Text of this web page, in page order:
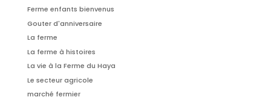
Ferme enfants bienvenus
Gouter d'anniversaire
La ferme
La ferme à histoires
La vie à la Ferme du Haya
Le secteur agricole
marché fermier